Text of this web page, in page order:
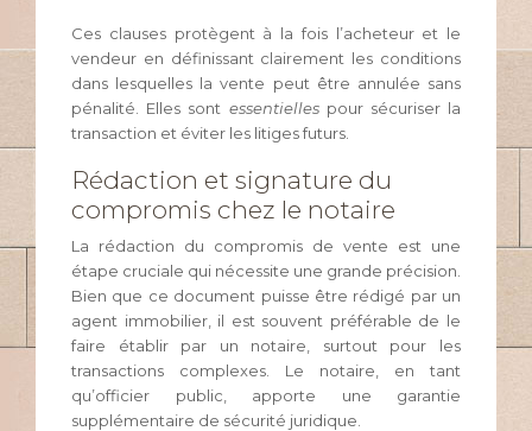
Ces clauses protègent à la fois l’acheteur et le
vendeur en définissant clairement les conditions
dans lesquelles la vente peut être annulée sans
pénalité. Elles sont essentielles pour sécuriser la
transaction et éviter les litiges futurs.
Rédaction et signature du
compromis chez le notaire
La rédaction du compromis de vente est une
étape cruciale qui nécessite une grande précision.
Bien que ce document puisse être rédigé par un
agent immobilier, il est souvent préférable de le
faire établir par un notaire, surtout pour les
transactions complexes. Le notaire, en tant
qu’officier public, apporte une garantie
supplémentaire de sécurité juridique.